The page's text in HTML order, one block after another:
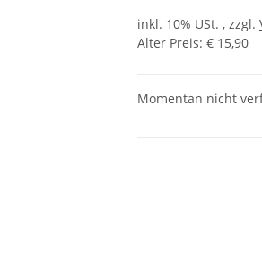
inkl. 10% USt. , zzgl.
Alter Preis: € 15,90
Momentan nicht